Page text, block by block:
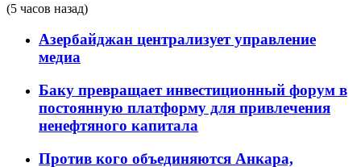
(5 часов назад)
Азербайджан централизует управление
медиа
Баку превращает инвестиционный форум в
постоянную платформу для привлечения
ненефтяного капитала
Против кого объединяются Анкара,